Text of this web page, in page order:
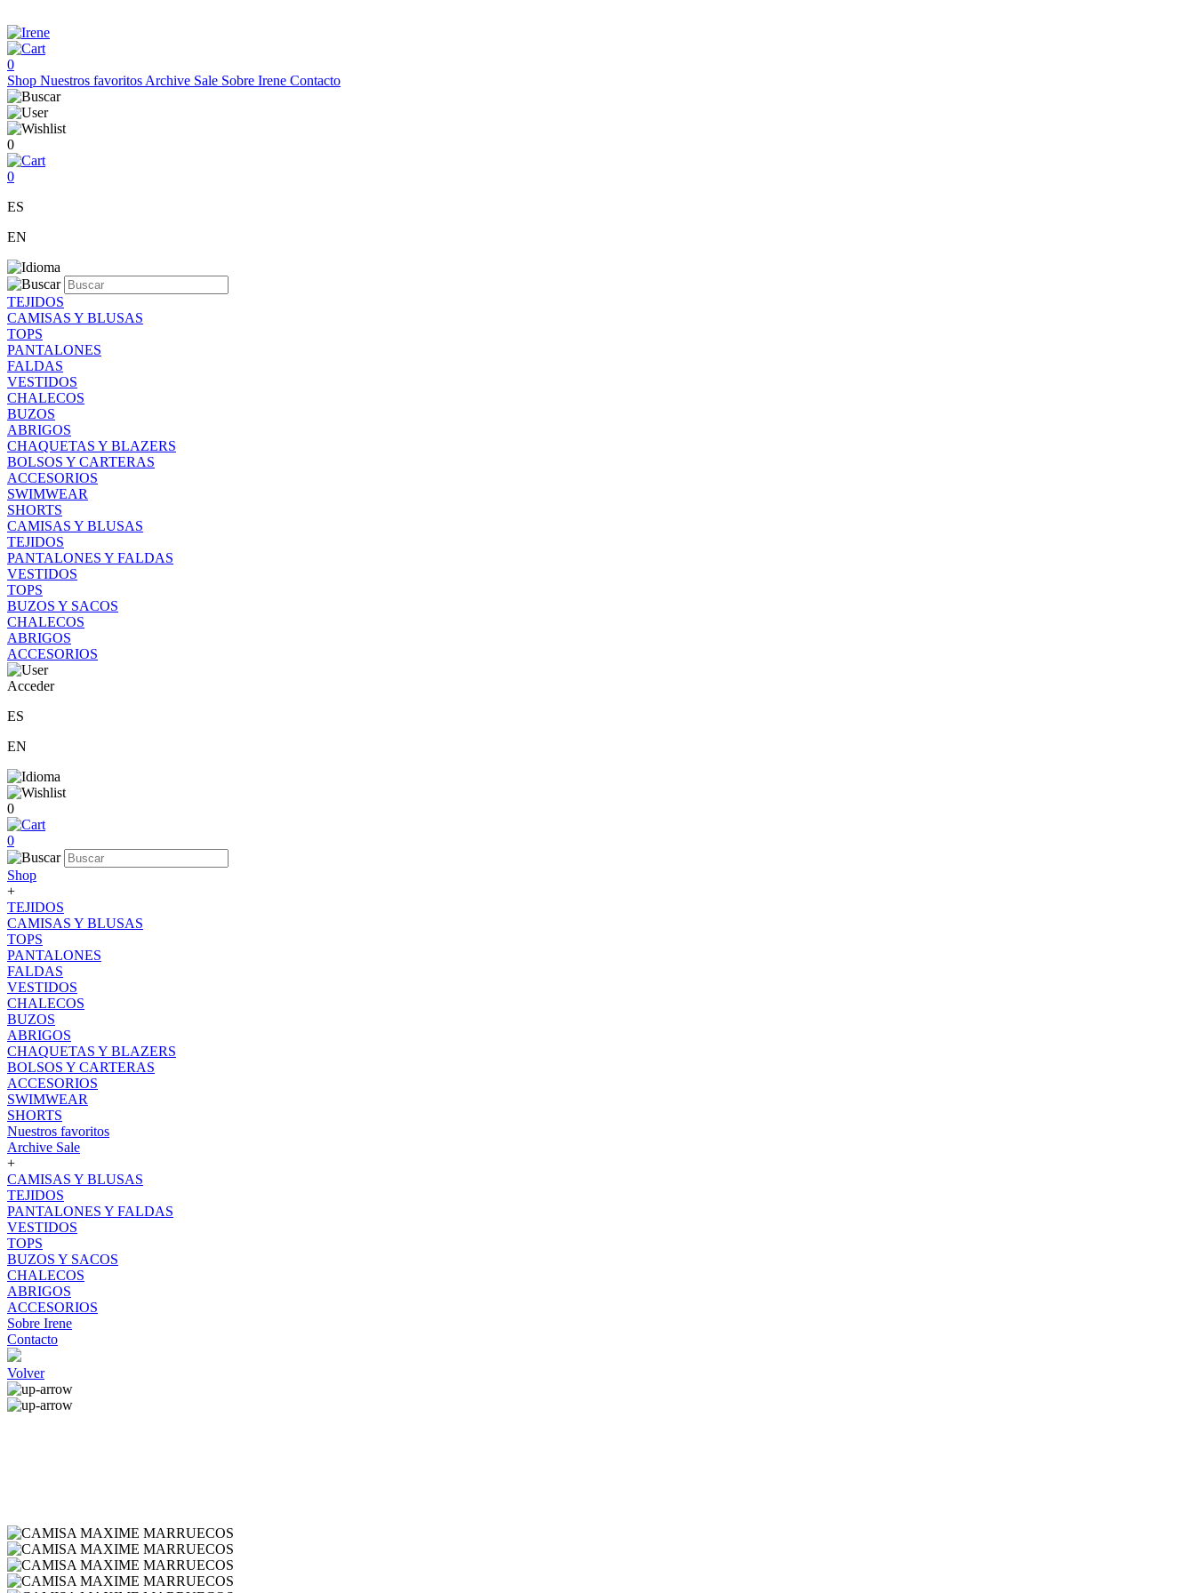
0
Shop Nuestros favoritos Archive Sale Sobre Irene Contacto
0
0
ES
EN
TEJIDOS
CAMISAS Y BLUSAS
TOPS
PANTALONES
FALDAS
VESTIDOS
CHALECOS
BUZOS
ABRIGOS
CHAQUETAS Y BLAZERS
BOLSOS Y CARTERAS
ACCESORIOS
SWIMWEAR
SHORTS
CAMISAS Y BLUSAS
TEJIDOS
PANTALONES Y FALDAS
VESTIDOS
TOPS
BUZOS Y SACOS
CHALECOS
ABRIGOS
ACCESORIOS
Acceder
ES
EN
0
0
Shop
+
TEJIDOS
CAMISAS Y BLUSAS
TOPS
PANTALONES
FALDAS
VESTIDOS
CHALECOS
BUZOS
ABRIGOS
CHAQUETAS Y BLAZERS
BOLSOS Y CARTERAS
ACCESORIOS
SWIMWEAR
SHORTS
Nuestros favoritos
Archive Sale
+
CAMISAS Y BLUSAS
TEJIDOS
PANTALONES Y FALDAS
VESTIDOS
TOPS
BUZOS Y SACOS
CHALECOS
ABRIGOS
ACCESORIOS
Sobre Irene
Contacto
Volver